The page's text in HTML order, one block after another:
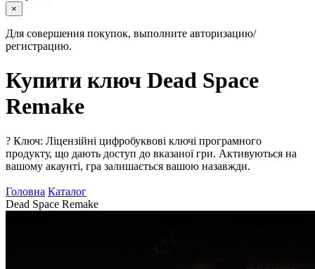
×
Для совершения покупок, выполните авторизацию/
регистрацию.
Купити ключ Dead Space
Remake
? Ключ: Ліцензійні цифробуквові ключі програмного
продукту, що дають доступ до вказаної гри. Активуються на
вашому акаунті, гра залишається вашою назавжди.
Головна Каталог
Dead Space Remake